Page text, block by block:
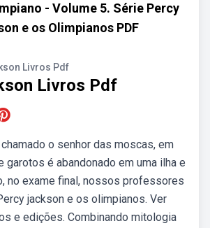
- Volume 5. Série Percy
e os Olimpianos PDF
Livros Pdf
Livros Pdf
o senhor das moscas, em
garotos é abandonado em uma ilha e
no exame final, nossos professores
jackson e os olimpianos. Ver
e edições. Combinando mitologia